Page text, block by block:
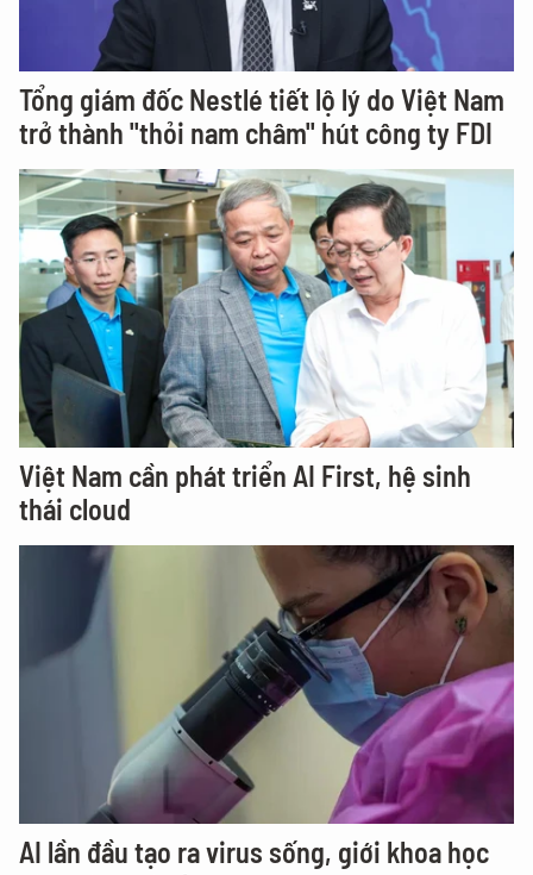
Tổng giám đốc Nestlé tiết lộ lý do Việt Nam
trở thành "thỏi nam châm" hút công ty FDI
Việt Nam cần phát triển AI First, hệ sinh
thái cloud
AI lần đầu tạo ra virus sống, giới khoa học